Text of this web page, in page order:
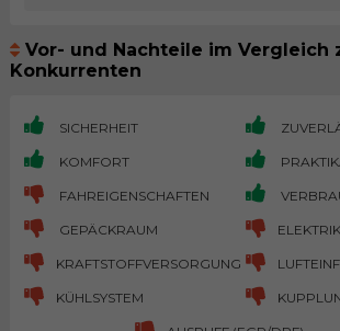
Vor- und Nachteile im Vergleich
Konkurrenten
SICHERHEIT
KOMFORT
FAHREIGENSCHAFTEN
GEPÄCKRAUM ELEKTRIK
KRAFTSTOFFVERSORGUNG
KÜHLSYSTEM